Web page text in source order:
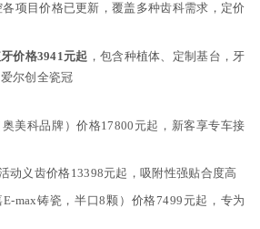
项目价格已更新，覆盖多种齿科需求，定价
价格3941元起 ，包含种植体、定制基台，牙
尔创全瓷冠
美科品牌）价格17800元起，新客享专车接
动义齿价格13398元起，吸附性强贴合度高
max铸瓷，半口8颗）价格7499元起，专为